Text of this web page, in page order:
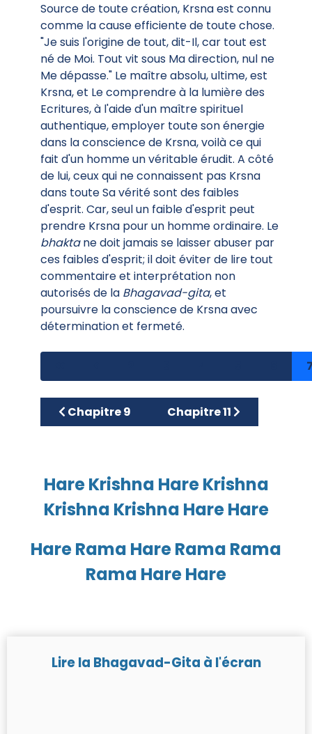
Source de toute création, Krsna est connu
comme la cause efficiente de toute chose.
"Je suis l'origine de tout, dit-Il, car tout est
né de Moi. Tout vit sous Ma direction, nul ne
Me dépasse." Le maître absolu, ultime, est
Krsna, et Le comprendre à la lumière des
Ecritures, à l'aide d'un maître spirituel
authentique, employer toute son énergie
dans la conscience de Krsna, voilà ce qui
fait d'un homme un véritable érudit. A côté
de lui, ceux qui ne connaissent pas Krsna
dans toute Sa vérité sont des faibles
d'esprit. Car, seul un faible d'esprit peut
prendre Krsna pour un homme ordinaire. Le
bhaktane doit jamais se laisser abuser par
ces faibles d'esprit; il doit éviter de lire tout
commentaire et interprétation non
autorisés de la Bhagavad-gita, et
poursuivre la conscience de Krsna avec
détermination et fermeté.
Article précédent : Chapitre 9
Chapitre 9 Article suivant : Chapitre
Chapitre 11
Hare Krishna Hare Krishna
Krishna Krishna Hare Hare
Hare Rama Hare Rama Rama
Rama Hare Hare
Lire la Bhagavad-Gita à l'écran